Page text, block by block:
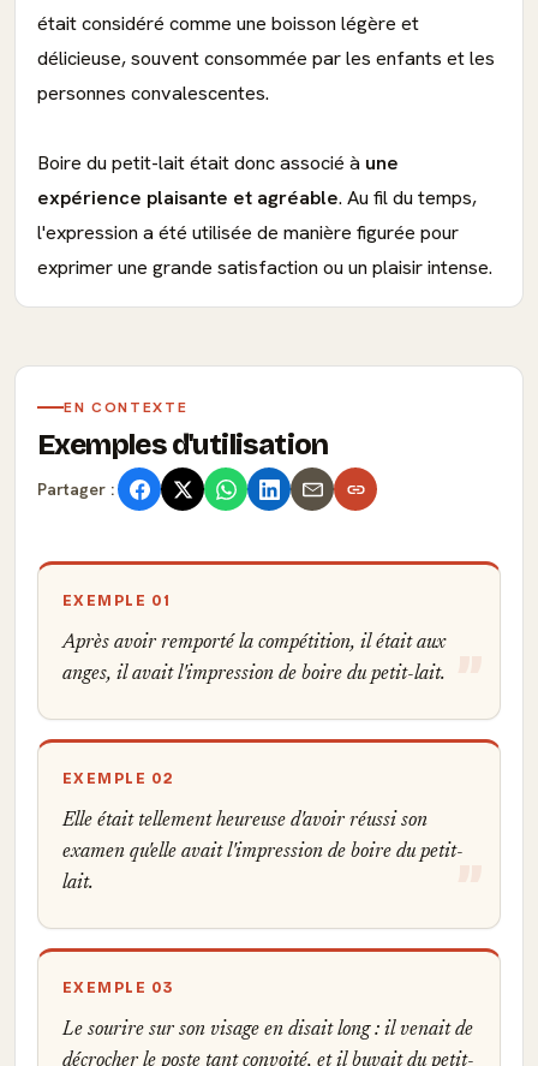
était considéré comme une boisson légère et
délicieuse, souvent consommée par les enfants et les
personnes convalescentes.
Boire du petit-lait était donc associé à une
expérience plaisante et agréable. Au fil du temps,
l'expression a été utilisée de manière figurée pour
exprimer une grande satisfaction ou un plaisir intense.
EN CONTEXTE
Exemples d'utilisation
Partager :
EXEMPLE 01
Après avoir remporté la compétition, il était aux
anges, il avait l'impression de boire du petit-lait.
EXEMPLE 02
Elle était tellement heureuse d'avoir réussi son
examen qu'elle avait l'impression de boire du petit-
lait.
EXEMPLE 03
Le sourire sur son visage en disait long : il venait de
décrocher le poste tant convoité, et il buvait du petit-